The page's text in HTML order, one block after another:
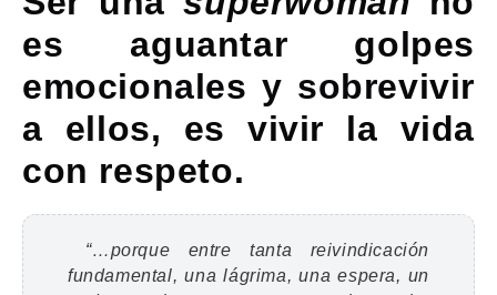
es aguantar golpes
emocionales y sobrevivir
a ellos, es vivir la vida
con respeto.
“…porque entre tanta reivindicación
fundamental, una lágrima, una espera, un